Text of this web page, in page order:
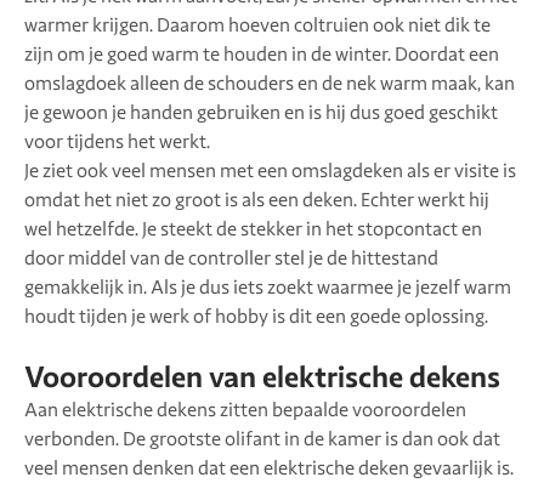
warmer krijgen. Daarom hoeven coltruien ook niet dik te
zijn om je goed warm te houden in de winter. Doordat een
omslagdoek alleen de schouders en de nek warm maak, kan
je gewoon je handen gebruiken en is hij dus goed geschikt
voor tijdens het werkt.
Je ziet ook veel mensen met een omslagdeken als er visite is
omdat het niet zo groot is als een deken. Echter werkt hij
wel hetzelfde. Je steekt de stekker in het stopcontact en
door middel van de controller stel je de hittestand
gemakkelijk in. Als je dus iets zoekt waarmee je jezelf warm
houdt tijden je werk of hobby is dit een goede oplossing.
Vooroordelen van elektrische dekens
Aan elektrische dekens zitten bepaalde vooroordelen
verbonden. De grootste olifant in de kamer is dan ook dat
veel mensen denken dat een elektrische deken gevaarlijk is.